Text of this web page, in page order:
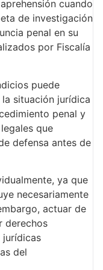
cuando
de investigación
penal en su
por Fiscalía
puede
situación jurídica
penal y
que
defensa antes de
ya que
necesariamente
actuar de
derechos
jurídicas
del